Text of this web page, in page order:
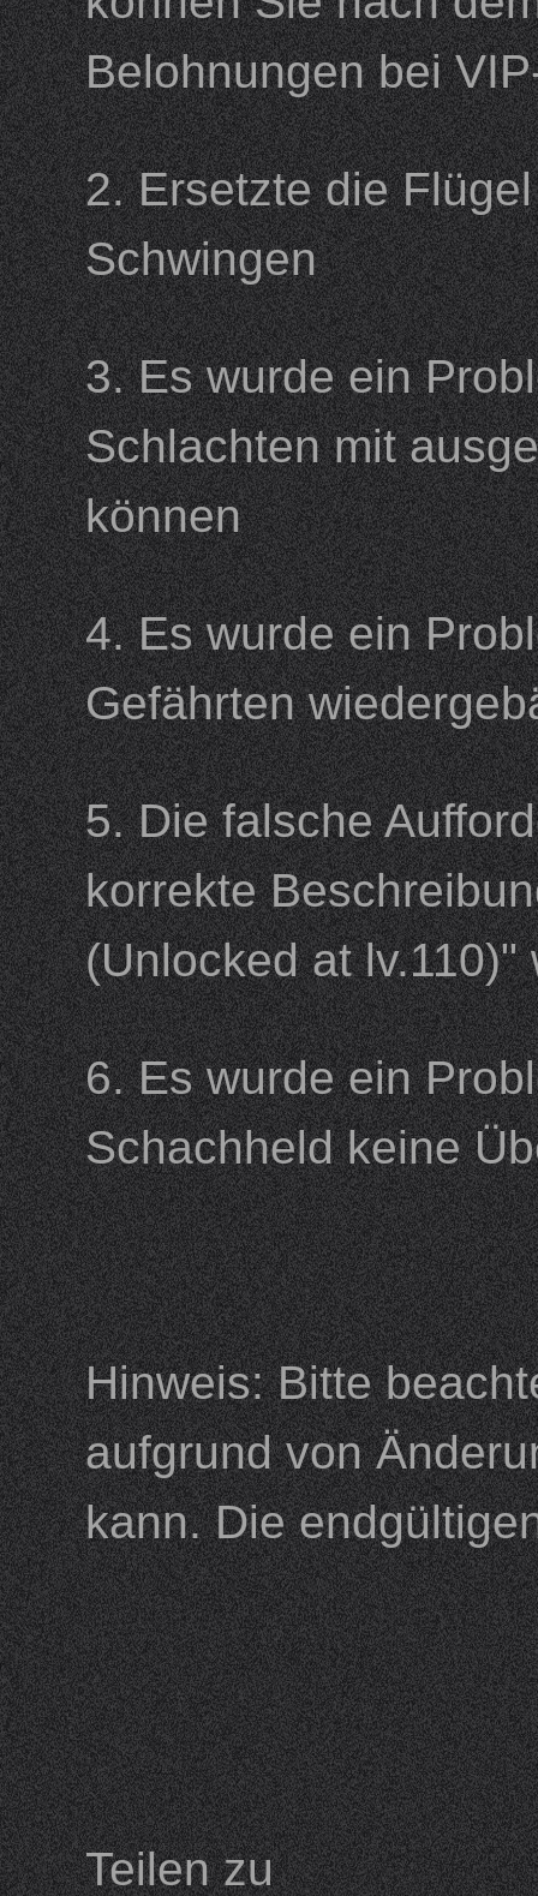
Belohnungen bei
2. Ersetzte die
Schwingen
3. Es wurde ein
Schlachten mit
können
4. Es wurde ein
Gefährten
5. Die falsche
korrekte
(Unlocked at
6. Es wurde ein
Schachheld keine
Hinweis: Bitte
aufgrund von
kann. Die
Teilen zu